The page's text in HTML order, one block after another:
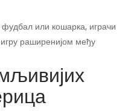
или кошарка, играчи
раширенијом међу